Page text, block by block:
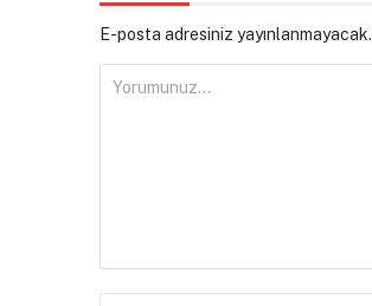
E-posta adresiniz yayınlanmayacak.